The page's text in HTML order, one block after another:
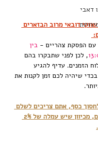
דאבי
דובאי מרוב הבזארים
עם הפסקת צהריים - בין
, לכן לפני שתבקרו בהם
הזמנים. עדיף להגיע
שיהיה לכם זמן לקנות את
כסף, אתם צריכים לשלם